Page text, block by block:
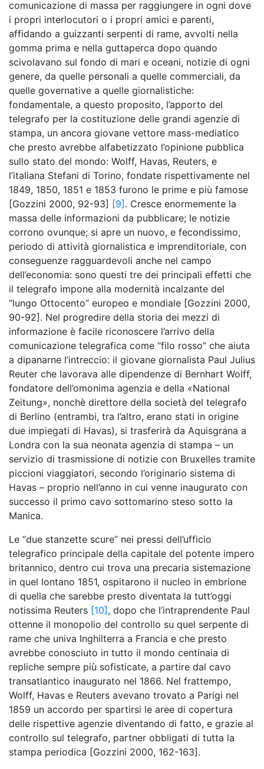
comunicazione di massa per raggiungere in ogni dove
i propri interlocutori o i propri amici e parenti,
affidando a guizzanti serpenti di rame, avvolti nella
gomma prima e nella guttaperca dopo quando
scivolavano sul fondo di mari e oceani, notizie di ogni
genere, da quelle personali a quelle commerciali, da
quelle governative a quelle giornalistiche:
fondamentale, a questo proposito, l’apporto del
telegrafo per la costituzione delle grandi agenzie di
stampa, un ancora giovane vettore mass-mediatico
che presto avrebbe alfabetizzato l’opinione pubblica
sullo stato del mondo: Wolff, Havas, Reuters, e
l’italiana Stefani di Torino, fondate rispettivamente nel
1849, 1850, 1851 e 1853 furono le prime e più famose
[Gozzini 2000, 92-93] [9] . Cresce enormemente la
massa delle informazioni da pubblicare; le notizie
corrono ovunque; si apre un nuovo, e fecondissimo,
periodo di attività giornalistica e imprenditoriale, con
conseguenze ragguardevoli anche nel campo
dell’economia: sono questi tre dei principali effetti che
il telegrafo impone alla modernità incalzante del
“lungo Ottocento” europeo e mondiale [Gozzini 2000,
90-92]. Nel progredire della storia dei mezzi di
informazione è facile riconoscere l’arrivo della
comunicazione telegrafica come “filo rosso” che aiuta
a dipanarne l’intreccio: il giovane giornalista Paul Julius
Reuter che lavorava alle dipendenze di Bernhart Wolff,
fondatore dell’omonima agenzia e della «National
Zeitung», nonchè direttore della società del telegrafo
di Berlino (entrambi, tra l’altro, erano stati in origine
due impiegati di Havas), si trasferirà da Aquisgrana a
Londra con la sua neonata agenzia di stampa – un
servizio di trasmissione di notizie con Bruxelles tramite
piccioni viaggiatori, secondo l’originario sistema di
Havas – proprio nell’anno in cui venne inaugurato con
successo il primo cavo sottomarino steso sotto la
Manica.
Le “due stanzette scure” nei pressi dell’ufficio
telegrafico principale della capitale del potente impero
britannico, dentro cui trova una precaria sistemazione
in quel lontano 1851, ospitarono il nucleo in embrione
di quella che sarebbe presto diventata la tutt’oggi
notissima Reuters [10] , dopo che l’intraprendente Paul
ottenne il monopolio del controllo su quel serpente di
rame che univa Inghilterra a Francia e che presto
avrebbe conosciuto in tutto il mondo centinaia di
repliche sempre più sofisticate, a partire dal cavo
transatlantico inaugurato nel 1866. Nel frattempo,
Wolff, Havas e Reuters avevano trovato a Parigi nel
1859 un accordo per spartirsi le aree di copertura
delle rispettive agenzie diventando di fatto, e grazie al
controllo sul telegrafo, partner obbligati di tutta la
stampa periodica [Gozzini 2000, 162-163].